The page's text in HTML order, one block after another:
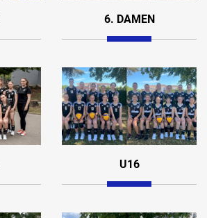
6. DAMEN
U16